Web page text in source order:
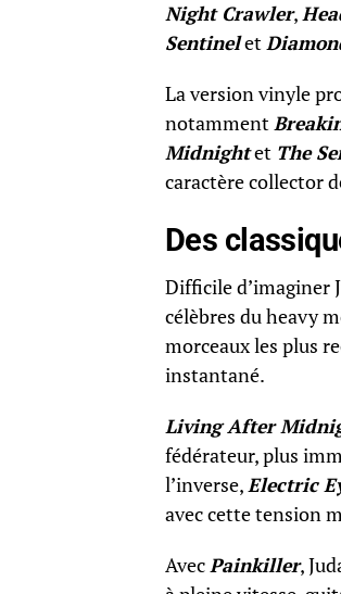
Night Crawler,
Sentinelet
La version vinyle
notamment
Midnightet The
caractère collector
Des
Difficile d’imaginer
célèbres du heavy
morceaux les plus
instantané.
Living After
fédérateur, plus
l’inverse,Electric
avec cette tension
AvecPainkiller,